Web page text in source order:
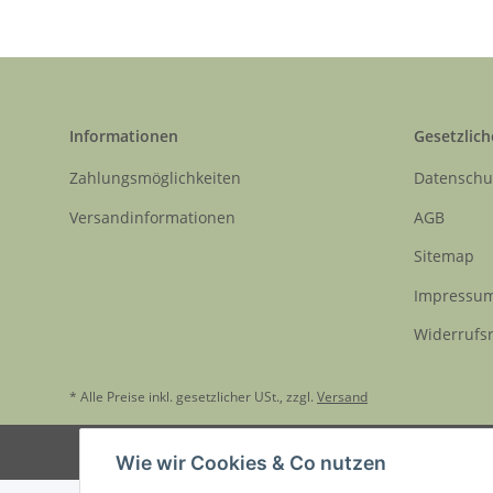
Informationen
Zahlungsmöglichkeiten
Versandinformationen
AGB
Sitemap
* Alle Preise inkl. gesetzlicher USt., zzgl. Versand
Wie wir Cookies & Co nutzen